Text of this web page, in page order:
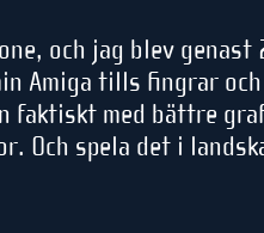
och jag blev genast
Amiga tills fingrar
faktiskt med bättre
Och spela det i